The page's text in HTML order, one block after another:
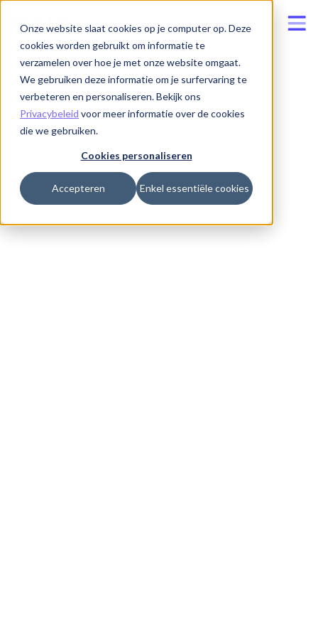
Onze website slaat cookies op je computer op. Deze
cookies worden gebruikt om informatie te
verzamelen over hoe je met onze website omgaat.
We gebruiken deze informatie om je surfervaring te
verbeteren en personaliseren. Bekijk ons
Privacybeleid voor meer informatie over de cookies
die we gebruiken.
Cookies personaliseren
Accepteren Enkel essentiële cookies